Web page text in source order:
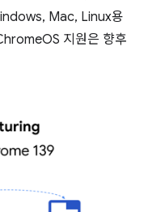
Mac, Linux용
지원은 향후